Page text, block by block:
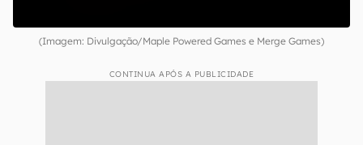
(Imagem: Divulgação/Maple Powered Games e Merge Games)
CONTINUA APÓS A PUBLICIDADE